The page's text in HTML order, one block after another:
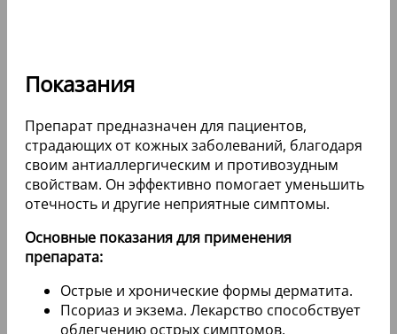
Показания
Препарат предназначен для пациентов,
страдающих от кожных заболеваний, благодаря
своим антиаллергическим и противозудным
свойствам. Он эффективно помогает уменьшить
отечность и другие неприятные симптомы.
Основные показания для применения
препарата:
Острые и хронические формы дерматита.
Псориаз и экзема. Лекарство способствует
облегчению острых симптомов,